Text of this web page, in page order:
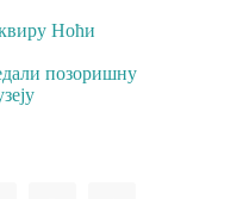
Ноћи
позоришну